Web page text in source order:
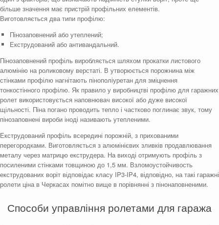
більше значення має пристрій профільних елементів.
Виготовляється два типи профілю:
Пінозаповнений або утеплений;
Екструдований або антивандальний.
Пінозаповнений профіль виробляється шляхом прокатки листового
алюмінію на роликовому верстаті. В утворюється порожнина між
стінками профілю нагнітають пінополіуретан для зміцнення
тонкостінного профілю. Як правило у виробництві профілю для гаражних
ролет використовується наповнювач високої або дуже високої
щільності. Піна погано проводить тепло і частково поглинає звук, тому
пінозаповнені вироби іноді називають утепленими.
Екструдований профіль всередині порожній, з прихованими
перегородками. Виготовляється з алюмінієвих зливків продавлювання
металу через матрицю екструдера. На виході отримують профіль з
посиленими стінками товщиною до 1,5 мм. Взломоустойчивость
екструдованих воріт відповідає класу IP3-IP4, відповідно, на такі гаражні
ролети ціна в Черкасах помітно вище в порівнянні з пінонаповненими.
Способи управління ролетами для гаража